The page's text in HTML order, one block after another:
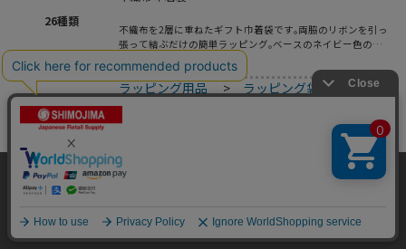
当サイトはクッキー（Cookie）を使用しています。Cookieの使用に同意いた
だける場合は「OK」をクリックしてください。
OK
26種類
不織布を2層に重ねたギフト巾着袋です｡両脇のリボンを引っ
張って結ぶだけの簡単ラッピング｡ベースのネイビー色の上
に薄手の白を重ねることで､やさしく上品なイメージのギフ
トに仕上がります｡底にマチがあって広がるので､見た目より
も容量があります｡●入数:5枚
4901755334227
ラッピング用品>ラッピング袋 >巾着
袋
1,584円(税込)
カートに入れる